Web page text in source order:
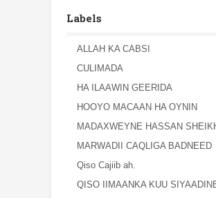
Labels
ALLAH KA CABSI
CULIMADA
HA ILAAWIN GEERIDA
HOOYO MACAAN HA OYNIN
MADAXWEYNE HASSAN
MARWADII CAQLIGA BADNEED
Qiso Cajiib ah.
QISO IIMAANKA KUU